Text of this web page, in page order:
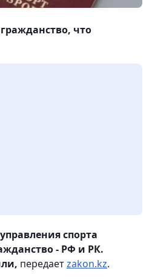
что
спорта
- РФ и РК.
передаетzakon.kz.